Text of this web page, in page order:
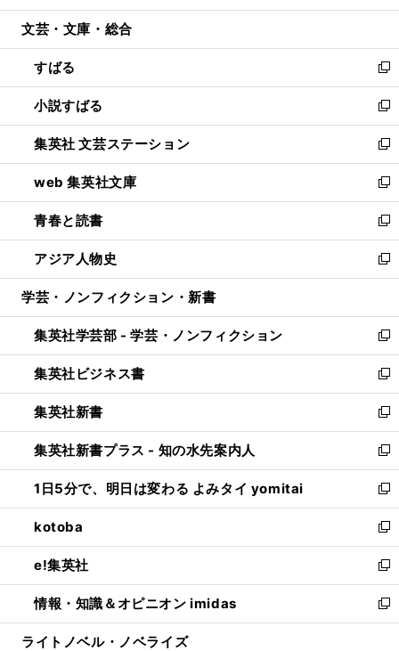
開
ウ
開
く
ン
ウ
で
開
く
ウ
ン
ド
ウ
で
開
く
文芸・文庫・総合
すばる
新
し
い
ウ
ィ
ン
ド
ウ
で
開
く
小説すばる
新
し
い
ウ
ィ
ン
ド
ウ
で
開
集英社 文芸ステーション
新
し
い
ウ
ィ
ン
ド
ウ
開
く
web 集英社文庫
新
し
い
ウ
ィ
ン
ウ
で
開
く
青春と読書
新
し
い
ウ
ン
ド
ウ
で
開
く
アジア人物史
新
し
ウ
ィ
ン
ド
ウ
で
開
く
学芸・ノンフィクション・新書
集英社学芸部 - 学芸・ノンフィクション
新
し
い
ウ
ィ
ン
ド
ウ
で
開
く
集英社ビジネス書
新
し
い
ウ
ィ
ン
ド
ウ
で
開
く
集英社新書
新
し
い
ウ
ィ
ン
ド
ウ
で
開
く
集英社新書プラス - 知の水先案内人
新
し
い
ウ
ィ
ン
ド
ウ
で
開
1日5分で、明日は変わる よみタイ yomitai
新
し
い
ウ
ィ
ン
ド
ウ
kotoba
新
し
い
ウ
ィ
ン
e!集英社
新
し
い
ウ
情報・知識＆オピニオン imidas
新
し
ライトノベル・ノベライズ